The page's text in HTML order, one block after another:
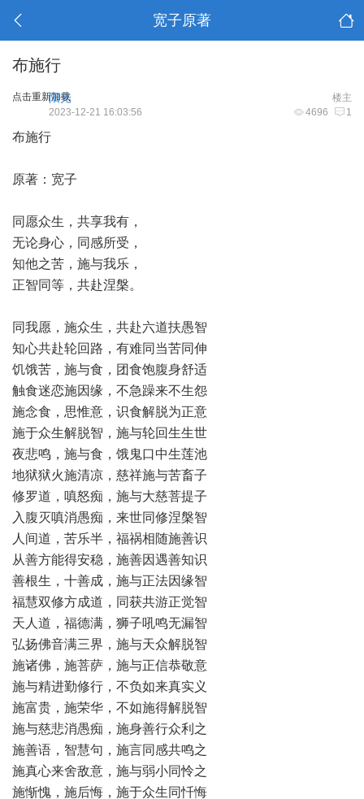
宽子原著
布施行
点击重新加载 楼主
阳光
4696 1
2023-12-21 16:03:56
布施行
原著：宽子
同愿众生，共享我有，
无论身心，同感所受，
知他之苦，施与我乐，
正智同等，共赴涅槃。
同我愿，施众生，共赴六道扶愚智
知心共赴轮回路，有难同当苦同伸
饥饿苦，施与食，团食饱腹身舒适
触食迷恋施因缘，不急躁来不生怨
施念食，思惟意，识食解脱为正意
施于众生解脱智，施与轮回生生世
夜悲鸣，施与食，饿鬼口中生莲池
地狱狱火施清凉，慈祥施与苦畜子
修罗道，嗔怒痴，施与大慈菩提子
入腹灭嗔消愚痴，来世同修涅槃智
人间道，苦乐半，福祸相随施善识
从善方能得安稳，施善因遇善知识
善根生，十善成，施与正法因缘智
福慧双修方成道，同获共游正觉智
天人道，福德满，狮子吼鸣无漏智
弘扬佛音满三界，施与天众解脱智
施诸佛，施菩萨，施与正信恭敬意
施与精进勤修行，不负如来真实义
施富贵，施荣华，不如施得解脱智
施与慈悲消愚痴，施身善行众利之
施善语，智慧句，施言同感共鸣之
施真心来舍敌意，施与弱小同怜之
施惭愧，施后悔，施于众生同忏悔